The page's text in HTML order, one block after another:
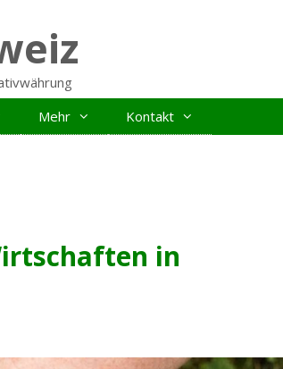
Mehr Kontakt
in